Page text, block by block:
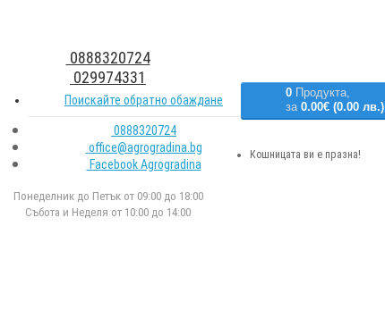
0888320724
029974331
Поискайте обратно обаждане
0888320724
office@agrogradina.bg
Facebook Agrogradina
Понеделник до Петък от 09:00 до 18:00
Събота и Неделя от 10:00 до 14:00
0 Продукта,
за 0.00€ (0.00 лв.)
Кошницата ви е празна!